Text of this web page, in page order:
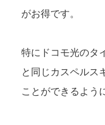
がお得です。
特にドコモ光のタ
と同じカスペルス
ことができるよう